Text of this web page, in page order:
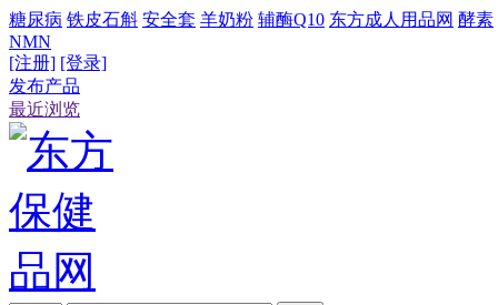
糖尿病 铁皮石斛 安全套 羊奶粉 辅酶Q10 东方成人用品网 酵素
NMN
[注册] [登录]
发布产品
最近浏览